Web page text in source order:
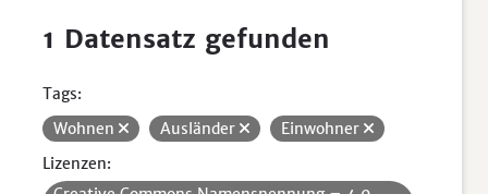
1 Datensatz gefunden
Tags:
Wohnen
Ausländer
Einwohner
Lizenzen: